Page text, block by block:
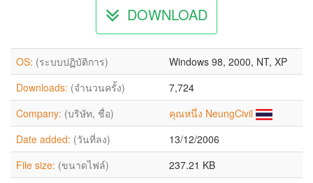
DOWNLOAD
OS: (ระบบปฏิบัติการ)
Windows 98, 2000, NT, XP
Downloads: (จำนวนครั้ง)
7,724
Company: (บริษัท, ชื่อ)
คุณหนึ่ง NeungCivil
Date added: (วันที่ลง)
13/12/2006
File size: (ขนาดไฟล์)
237.21 KB